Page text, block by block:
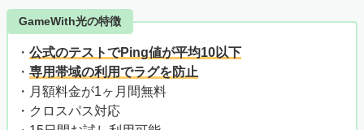
GameWith光の特徴
・ 公式のテストでPing値が平均10以下
・ 専用帯域の利用でラグを防止
・月額料金が1ヶ月間無料
・クロスパス対応